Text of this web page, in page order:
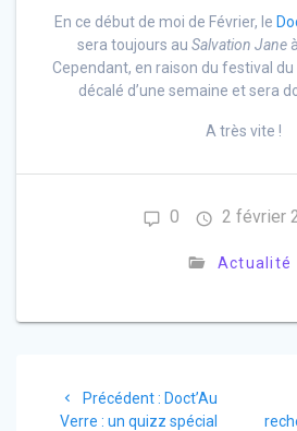
En ce début de moi de Février, le
sera toujours au Salvation Jane
Cependant, en raison du festival
décalé d’une semaine et sera
A très vite !
0 2 février
Actualité
Précédent : Doct’Au
Verre : un quizz spécial